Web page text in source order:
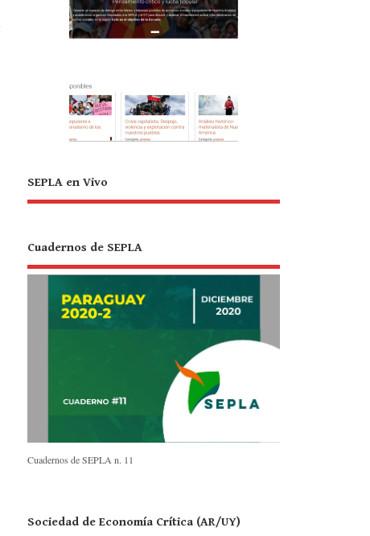
SEPLA en Vivo
Cuadernos de SEPLA
Cuadernos de SEPLA n. 11
Sociedad de Economía Crítica (AR/UY)